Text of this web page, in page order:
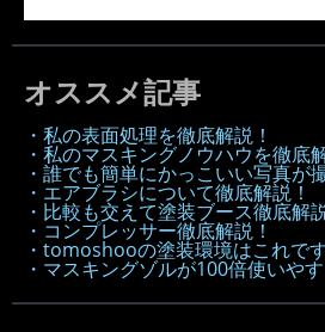
オススメ記事
・私の表面処理を徹底解説！
・私のマスキングノウハウを徹底
・誰でも簡単にかっこいい写真が
・エアブラシについて徹底解説！
・比較も交えて塗装ブース徹底解
・コンプレッサー徹底解説！
・tomoshooの塗装環境はこれで
・マスキングゾルが100倍使いや